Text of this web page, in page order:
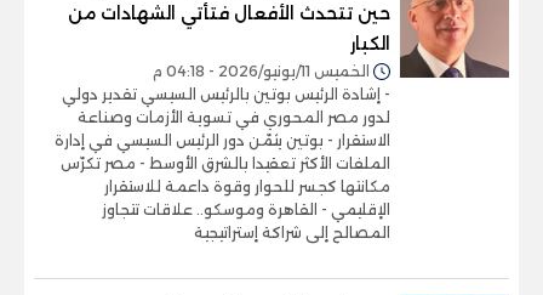
حين تتحدث الأفعال فتأتي الشهادات من
الكبار
الخميس 11/يونيو/2026 - 04:18 م
- إشادة الرئيس بوتين بالرئيس السيسي تقدير دولي
لدور مصر المحوري في تسوية الأزمات وصناعة
الاستقرار - بوتين يثمّن دور الرئيس السيسي في إدارة
الملفات الأكثر تعقيدا بالشرق الأوسط - مصر تكرّس
مكانتها كجسر للحوار وقوة داعمة للاستقرار
الإقليمي - القاهرة وموسكو.. علاقات تتجاوز
المصالح إلى شراكة إستراتيجية